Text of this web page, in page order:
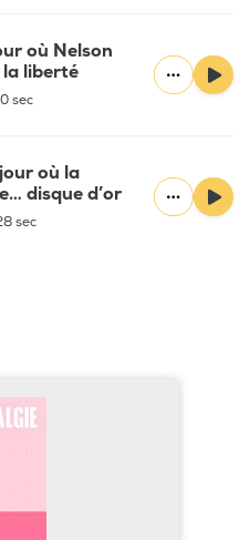
où Nelson
liberté
sec
où la
disque d’or
sec